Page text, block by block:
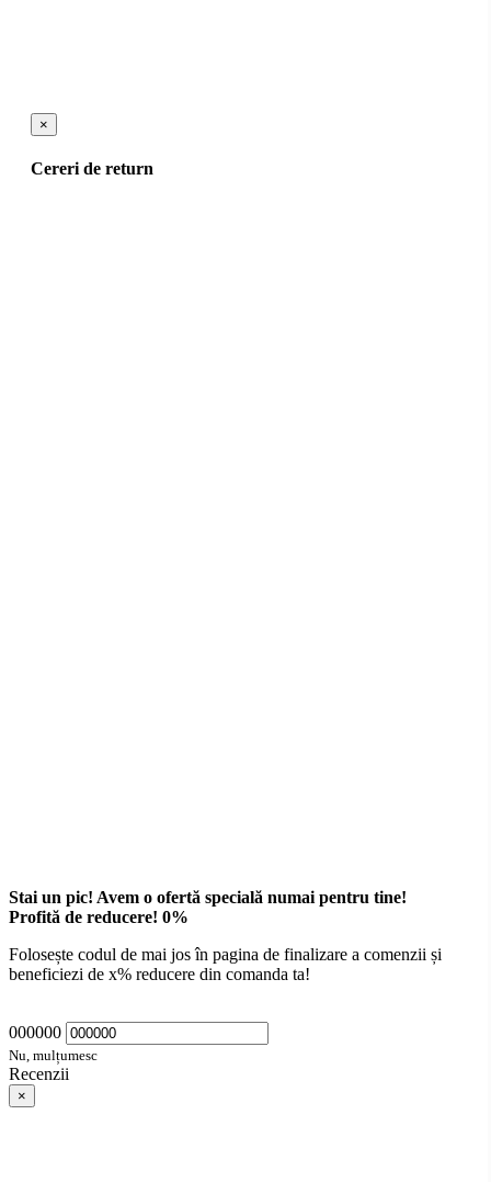
×
Cereri de return
Stai un pic! Avem o ofertă specială numai pentru tine!
Profită de reducere! 0%
Folosește codul de mai jos în pagina de finalizare a comenzii și
beneficiezi de x% reducere din comanda ta!
000000
Nu, mulțumesc
Recenzii
×